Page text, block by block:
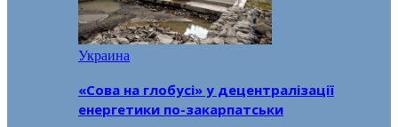
Украина
«Сова на глобусі» у децентралізації
енергетики по-закарпатськи